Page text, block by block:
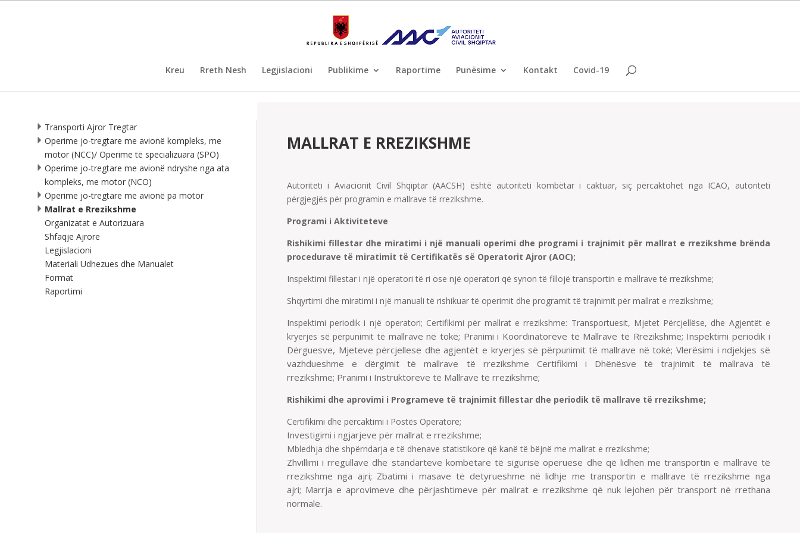
Kreu Rreth Nesh Legjislacioni Publikime Raportime Punësime Kontakt Covid-19
Transporti Ajror Tregtar
Operime jo-tregtare me avionë kompleks, me
motor (NCC)/ Operime të specializuara (SPO)
Operime jo-tregtare me avionë ndryshe nga ata
kompleks, me motor (NCO)
Operime jo-tregtare me avionë pa motor
Mallrat e Rrezikshme
Organizatat e Autorizuara
Shfaqje Ajrore
Legjislacioni
Materiali Udhezues dhe Manualet
Format
Raportimi
MALLRAT E RREZIKSHME
Autoriteti i Aviacionit Civil Shqiptar (AACSH) është autoriteti kombëtar i caktuar, siç përcaktohet nga ICAO, autoriteti
përgjegjës për programin e mallrave të rrezikshme.
Programi i Aktiviteteve
Rishikimi fillestar dhe miratimi i një manuali operimi dhe programi i trajnimit për mallrat e rrezikshme brënda
procedurave të miratimit të Certifikatës së Operatorit Ajror (AOC);
Inspektimi fillestar i një operatori të ri ose një operatori që synon të fillojë transportin e mallrave të rrezikshme;
Shqyrtimi dhe miratimi i një manuali të rishikuar të operimit dhe programit të trajnimit për mallrat e rrezikshme;
Inspektimi periodik i një operatori; Certifikimi për mallrat e rrezikshme: Transportuesit, Mjetet Përcjellëse, dhe Agjentët e
kryerjes së përpunimit të mallrave në tokë; Pranimi i Koordinatorëve të Mallrave të Rrezikshme; Inspektimi periodik i
Dërguesve, Mjeteve përcjellese dhe agjentët e kryerjes së përpunimit të mallrave në tokë; Vlerësimi i ndjekjes së
vazhdueshme e dërgimit të mallrave të rrezikshme Certifikimi i Dhënësve të trajnimit të mallrava të
rrezikshme; Pranimi i Instruktoreve të Mallrave të rrezikshme;
Rishikimi dhe aprovimi i Programeve të trajnimit fillestar dhe periodik të mallrave të rrezikshme;
Certifikimi dhe përcaktimi i Postës Operatore;
Investigimi i ngjarjeve për mallrat e rrezikshme;
Mbledhja dhe shpërndarja e të dhenave statistikore që kanë të bëjnë me mallrat e rrezikshme;
Zhvillimi i rregullave dhe standarteve kombëtare të sigurisë operuese dhe që lidhen me transportin e mallrave të
rrezikshme nga ajri; Zbatimi i masave të detyrueshme në lidhje me transportin e mallrave të rrezikshme nga
ajri; Marrja e aprovimeve dhe përjashtimeve për mallrat e rrezikshme që nuk lejohen për transport në rrethana
normale.